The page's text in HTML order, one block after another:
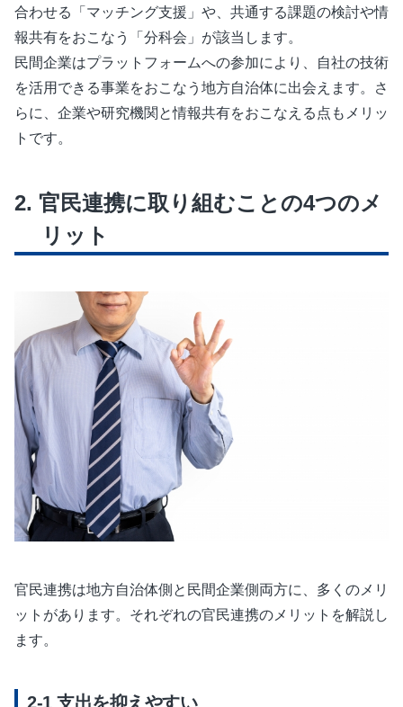
合わせる「マッチング支援」や、共通する課題の検討や情
報共有をおこなう「分科会」が該当します。
民間企業はプラットフォームへの参加により、自社の技術
を活用できる事業をおこなう地方自治体に出会えます。さ
らに、企業や研究機関と情報共有をおこなえる点もメリッ
トです。
官民連携に取り組むことの4つのメ
リット
官民連携は地方自治体側と民間企業側両方に、多くのメリ
ットがあります。それぞれの官民連携のメリットを解説し
ます。
支出を抑えやすい